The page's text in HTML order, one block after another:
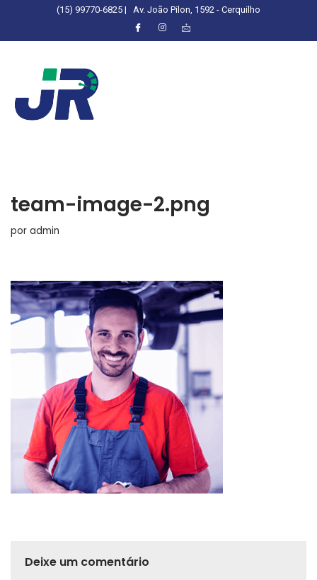
(15) 99770-6825 | Av. João Pilon, 1592 - Cerquilho
team-image-2.png
por admin
Deixe um comentário